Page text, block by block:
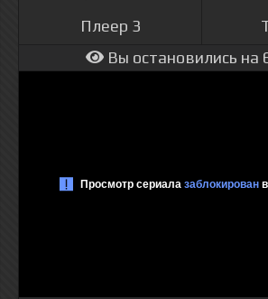
Плеер 3
Вы остановились на